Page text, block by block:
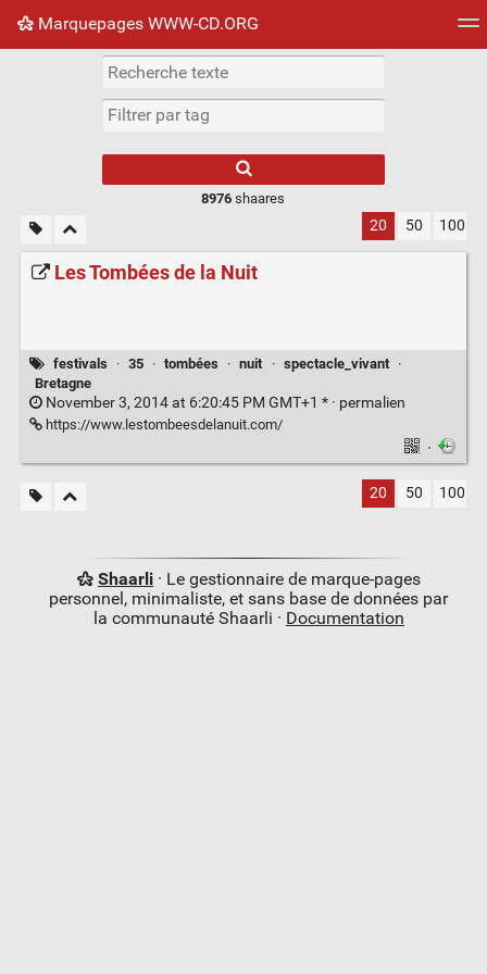
Marquepages WWW-CD.ORG
Nuage de tags Mur d'images
8976 shaares
20 50 100
Les Tombées de la Nuit
festivals · 35 · tombées · nuit · spectacle_vivant
·
Bretagne
November 3, 2014 at 6:20:45 PM GMT+1 * · permalien
https://www.lestombeesdelanuit.com/
·
20 50 100
Shaarli· Le gestionnaire de marque-pages
personnel, minimaliste, et sans base de données par
la communauté Shaarli · Documentation